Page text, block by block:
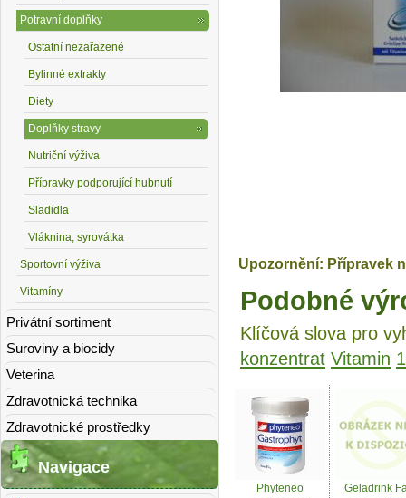
Upozornění: Přípravek
Podobné
Klíčová slova pro
konzentrat Vitamin
Phyteneo
Geladrink
Potravní doplňky
Ostatní nezařazené
Bylinné extrakty
Diety
Doplňky stravy
Nutriční výživa
Přípravky podporující hubnutí
Sladidla
Vláknina, syrovátka
Sportovní výživa
Vitamíny
Privátní sortiment
Suroviny a biocidy
Veterina
Zdravotnická technika
Zdravotnické prostředky
Navigace